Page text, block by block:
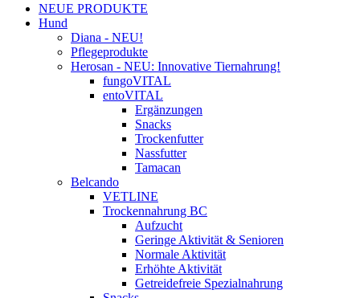
NEUE PRODUKTE
Hund
Diana - NEU!
Pflegeprodukte
Herosan - NEU: Innovative Tiernahrung!
fungoVITAL
entoVITAL
Ergänzungen
Snacks
Trockenfutter
Nassfutter
Tamacan
Belcando
VETLINE
Trockennahrung BC
Aufzucht
Geringe Aktivität & Senioren
Normale Aktivität
Erhöhte Aktivität
Getreidefreie Spezialnahrung